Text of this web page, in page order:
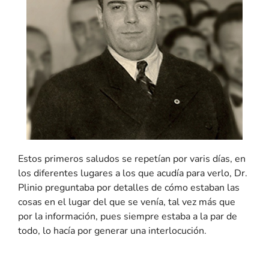
Estos primeros saludos se repetían por varis días, en
los diferentes lugares a los que acudía para verlo, Dr.
Plinio preguntaba por detalles de cómo estaban las
cosas en el lugar del que se venía, tal vez más que
por la información, pues siempre estaba a la par de
todo, lo hacía por generar una interlocución.